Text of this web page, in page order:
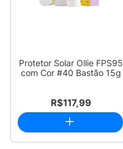
Protetor Solar Ollie FPS95
com Cor #40 Bastão 15g
R$117,99